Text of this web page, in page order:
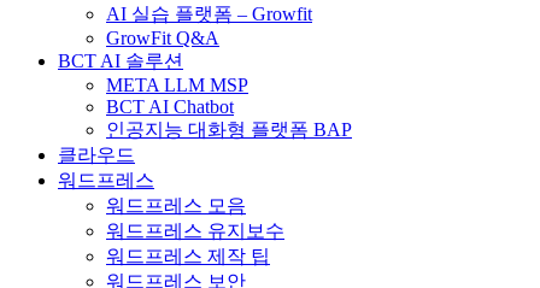
AI 실습 플랫폼 – Growfit
GrowFit Q&A
BCT AI 솔루션
META LLM MSP
BCT AI Chatbot
인공지능 대화형 플랫폼 BAP
클라우드
워드프레스
워드프레스 모음
워드프레스 유지보수
워드프레스 제작 팁
워드프레스 보안